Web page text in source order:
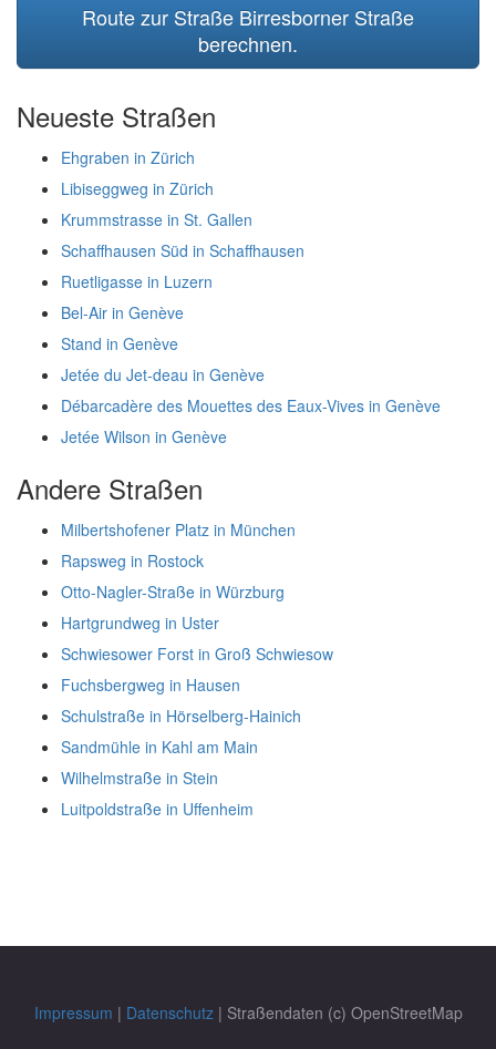
Route zur Straße Birresborner Straße
berechnen.
Neueste Straßen
Ehgraben in Zürich
Libiseggweg in Zürich
Krummstrasse in St. Gallen
Schaffhausen Süd in Schaffhausen
Ruetligasse in Luzern
Bel-Air in Genève
Stand in Genève
Jetée du Jet-deau in Genève
Débarcadère des Mouettes des Eaux-Vives in Genève
Jetée Wilson in Genève
Andere Straßen
Milbertshofener Platz in München
Rapsweg in Rostock
Otto-Nagler-Straße in Würzburg
Hartgrundweg in Uster
Schwiesower Forst in Groß Schwiesow
Fuchsbergweg in Hausen
Schulstraße in Hörselberg-Hainich
Sandmühle in Kahl am Main
Wilhelmstraße in Stein
Luitpoldstraße in Uffenheim
Impressum | Datenschutz| Straßendaten (c) OpenStreetMap